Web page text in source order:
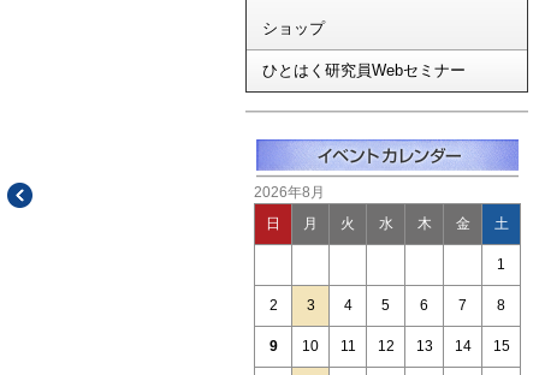
ショップ
ひとはく研究員Webセミナー
2026年8月
日 月 火 水 木 金 土
1
2 3 4 5 6 7 8
9 10 11 12 13 14 15